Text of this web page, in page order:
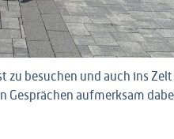
zu besuchen und auch ins
Gesprächen aufmerksam